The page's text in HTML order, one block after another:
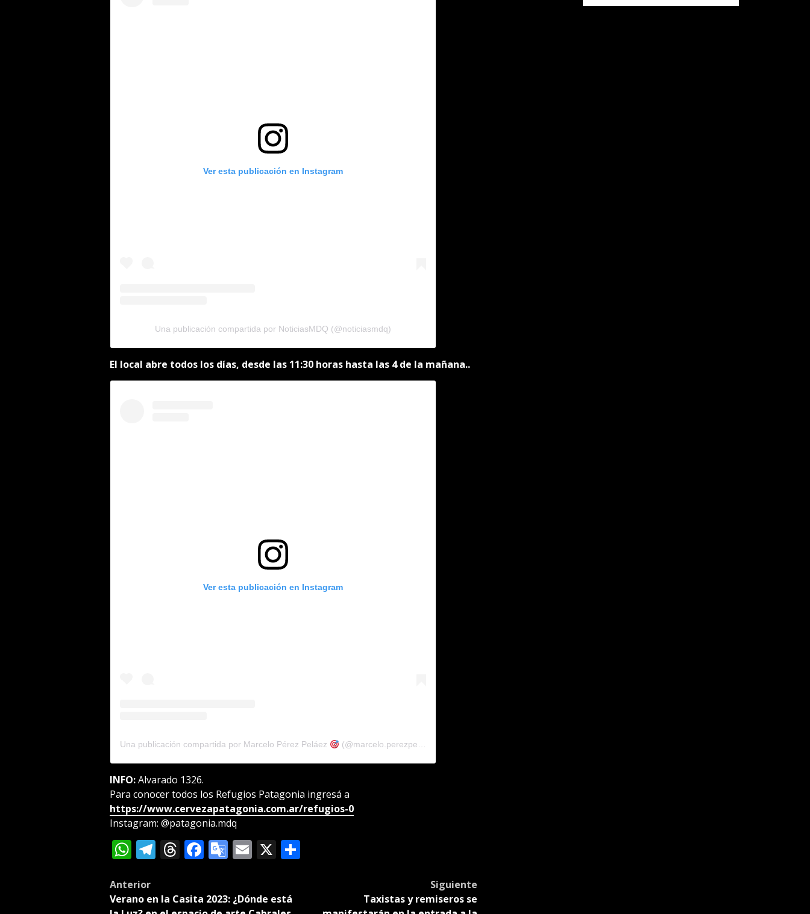
Ver esta publicación en Instagram
Una publicación compartida por NoticiasMDQ (@noticiasmdq)
El local abre todos los días, desde las 11:30 horas hasta las 4 de la mañana..
Ver esta publicación en Instagram
Una publicación compartida por Marcelo Pérez Peláez (@marcelo.perezpelaez)
INFO:Alvarado 1326.
Para conocer todos los Refugios Patagonia ingresá a
https://www.cervezapatagonia.com.ar/refugios-0
Instagram: @patagonia.mdq
WhatsApp
Telegram
Threads
Facebook
Google
Email
X Compartir
Post
Anterior
Verano en la Casita 2023: ¿Dónde está
Siguiente
Taxistas y remiseros se